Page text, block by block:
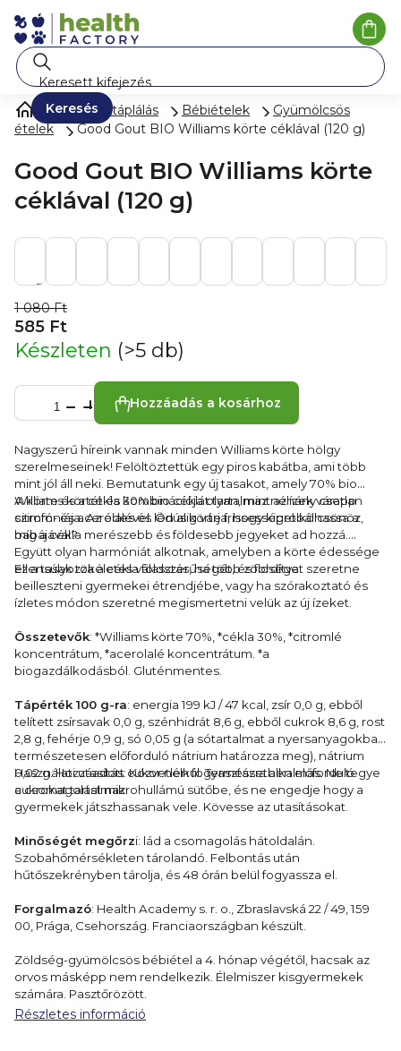
tartalomhoz
Keresés
Gyermektáplálás Bébiételek
Gyümölcsös
ételek
Good Gout BIO Williams körte céklával (120 g)
Good Gout BIO Williams körte
céklával (120 g)
1 080 Ft
585 Ft
Készleten (>5 db)
Hozzáadás a kosárhoz
Nagyszerű híreink vannak minden Williams körte hölgy
szerelmeseinek! Felöltöztettük egy piros kabátba, ami több
mint jól áll neki. Bemutatunk egy új tasakot, amely 70% bio
Williams körtét és 30% bio céklát tartalmaz néhány csepp
citrom- és acerolalével. Ön alig várja, hogy kipróbálhassa a
babájával?
A körte és a cékla kombinációja olyan, mint az ízek váratlan
szimfóniája. Az édes és lédús körte frissességet kölcsönöz,
míg a cékla merészebb és földesebb jegyeket ad hozzá.
Együtt olyan harmóniát alkotnak, amelyben a körte édessége
ellensúlyozza a cékla földszerűségét, és fordítva.
Ez a tasak tökéletes választás, ha több zöldséget szeretne
beilleszteni gyermekei étrendjébe, vagy ha szórakoztató és
ízletes módon szeretné megismertetni velük az új ízeket.
Összetevők: *Williams körte 70%, *cékla 30%, *citromlé
koncentrátum, *acerolalé koncentrátum. *a
biogazdálkodásból. Gluténmentes.
Tápérték 100 g-ra: energia 199 kJ / 47 kcal, zsír 0,0 g, ebből
telített zsírsavak 0,0 g, szénhidrát 8,6 g, ebből cukrok 8,6 g, rost
2,8 g, fehérje 0,9 g, só 0,05 g (a sótartalmat a nyersanyagokban
természetesen előforduló nátrium határozza meg), nátrium
0,02 g. Hozzáadott cukor nélkül. Természetben előforduló
cukrokat tartalmaz.
Használati utasítás: Közvetlen fogyasztásra alkalmas. Ne tegye
a csomagolást mikrohullámú sütőbe, és ne engedje hogy a
gyermekek játszhassanak vele. Kövesse az utasításokat.
Minőségét megőrzi: lád a csomagolás hátoldalán.
Szobahőmérsékleten tárolandó. Felbontás után
hűtőszekrényben tárolja, és 48 órán belül fogyassza el.
Forgalmazó: Health Academy s. r. o., Zbraslavská 22 / 49, 159
00, Prága, Csehország. Franciaországban készült.
Zöldség-gyümölcsös bébiétel a 4. hónap végétől, hacsak az
orvos másképp nem rendelkezik. Élelmiszer kisgyermekek
számára. Pasztőrözött.
Részletes információ